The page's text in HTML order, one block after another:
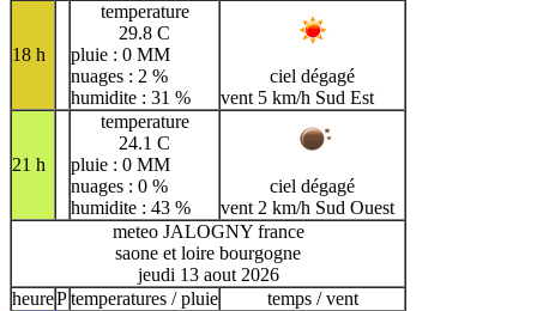
18 h
temperature
29.8 C
pluie : 0 MM
nuages : 2 %
humidite : 31 %
ciel dégagé
vent 5 km/h Sud Est
21 h
temperature
24.1 C
pluie : 0 MM
nuages : 0 %
humidite : 43 %
ciel dégagé
vent 2 km/h Sud Ouest
meteo JALOGNY france
saone et loire bourgogne
jeudi 13 aout 2026
heurePtemperatures / pluie temps / vent